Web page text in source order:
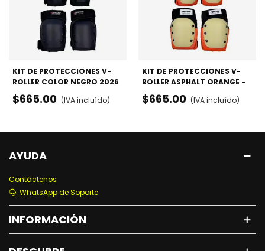
KIT DE PROTECCIONES V-
ROLLER COLOR NEGRO 2026
- RODILLERAS, CODERAS Y
MUÑEQUERAS
$665.00 (IVA incluído)
KIT DE PROTECCIONES V-
ROLLER ASPHALT ORANGE -
RODILLERAS, CODERAS Y
MUÑEQUERAS
$665.00 (IVA incluído)
AYUDA
Contáctenos
WhatsApp de Soporte
INFORMACIÓN